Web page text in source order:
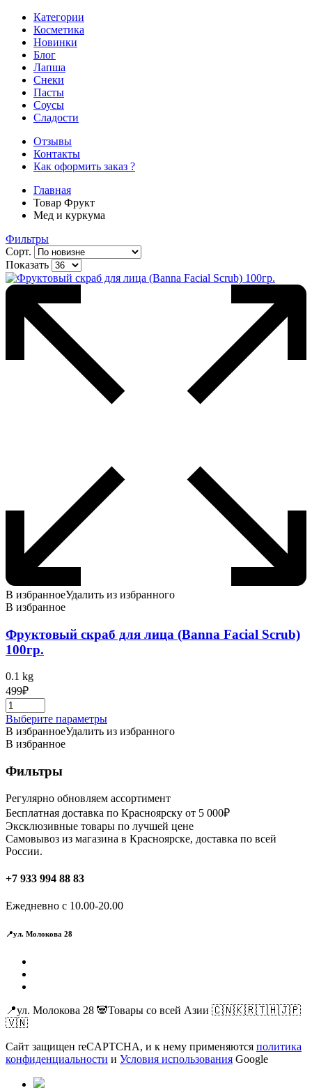
Категории
Косметика
Новинки
Блог
Лапша
Снеки
Пасты
Соусы
Сладости
Отзывы
Контакты
Как оформить заказ ?
Главная
Товар Фрукт
Мед и куркума
Фильтры
Сорт.
Показать
В избранноеУдалить из избранного
В избранное
Фруктовый скраб для лица (Banna Facial Scrub)
100гр.
0.1 kg
499₽
Выберите параметрыЭтот
товар
можно
выбрать
на
странице
товара.
В избранноеУдалить из избранного
В избранное
Фильтры
Регулярно обновляем ассортимент
Бесплатная доставка по Красноярску от 5 000₽
Эксклюзивные товары по лучшей цене
Самовывоз из магазина в Красноярске, доставка по всей
России.
+7 933 994 88 83
Ежедневно с 10.00-20.00
📍ул. Молокова 28
📍ул. Молокова 28 🐼Товары со всей Азии 🇨🇳🇰🇷🇹🇭🇯🇵
🇻🇳
Сайт защищен reCAPTCHA, и к нему применяются политика
конфиденциальности и Условия использования Google